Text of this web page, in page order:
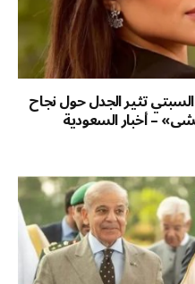
تثير الجدل حول نجاح
– أخبار السعودية